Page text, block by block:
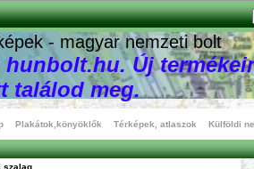
- magyar nemzeti bolt
Új
találod meg.
Plakátok,könyöklők Térképek, atlaszok Külföldi
szalag